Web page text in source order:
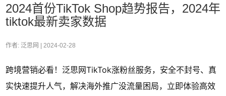
2024首份TikTok Shop趋势报告，2024年
tiktok最新卖家数据
作者: 泛思网 | 2024-02-28
跨境营销必看！泛思网TikTok涨粉丝服务，安全不封号、真
实快速提升人气，解决海外推广没流量困局，立即体验高效